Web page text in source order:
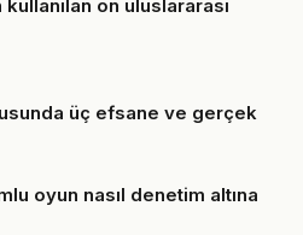
on uluslararası
üç efsane ve gerçek
oyun nasıl denetim altına